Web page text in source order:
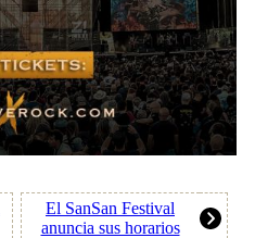
El SanSan Festival
anuncia sus horarios